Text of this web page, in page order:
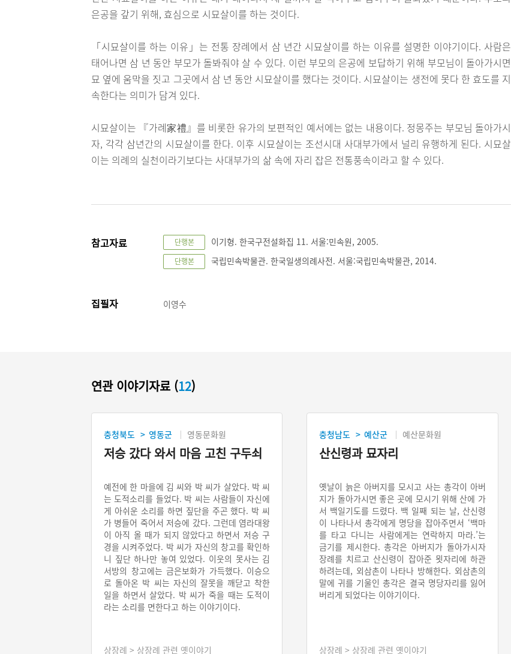
은공을 갚기 위해, 효심으로 시묘살이를 하는 것이다.
「시묘살이를 하는 이유」는 전통 장례에서 삼 년간 시묘살이를 하는 이유를 설명한 이야기이다. 사람은
태어나면 삼 년 동안 부모가 돌봐줘야 살 수 있다. 이런 부모의 은공에 보답하기 위해 부모님이 돌아가시면
묘 옆에 움막을 짓고 그곳에서 삼 년 동안 시묘살이를 했다는 것이다. 시묘살이는 생전에 못다 한 효도를 지
속한다는 의미가 담겨 있다.
시묘살이는 『가례家禮』를 비롯한 유가의 보편적인 예서에는 없는 내용이다. 정몽주는 부모님 돌아가시
자, 각각 삼년간의 시묘살이를 한다. 이후 시묘살이는 조선시대 사대부가에서 널리 유행하게 된다. 시묘살
이는 의례의 실천이라기보다는 사대부가의 삶 속에 자리 잡은 전통풍속이라고 할 수 있다.
참고자료 단행본 이기형. 한국구전설화집 11. 서울:민속원, 2005.
단행본 국립민속박물관. 한국일생의례사전. 서울:국립민속박물관, 2014.
집필자 이영수
연관 이야기자료 (12)
충청북도 > 영동군 영동문화원
저승 갔다 와서 마음 고친 구두쇠
예전에 한 마을에 김 씨와 박 씨가 살았다. 박 씨
는 도적소리를 들었다. 박 씨는 사람들이 자신에
게 아쉬운 소리를 하면 짚단을 주곤 했다. 박 씨
가 병들어 죽어서 저승에 갔다. 그런데 염라대왕
이 아직 올 때가 되지 않았다고 하면서 저승 구
경을 시켜주었다. 박 씨가 자신의 창고를 확인하
니 짚단 하나만 놓여 있었다. 이웃의 못사는 김
서방의 창고에는 금은보화가 가득했다. 이승으
로 돌아온 박 씨는 자신의 잘못을 깨닫고 착한
일을 하면서 살았다. 박 씨가 죽을 때는 도적이
라는 소리를 면한다고 하는 이야기이다.
상장례 > 상장례 관련 옛이야기
충청남도 > 예산군 예산문화원
산신령과 묘자리
옛날이 늙은 아버지를 모시고 사는 총각이 아버
지가 돌아가시면 좋은 곳에 모시기 위해 산에 가
서 백일기도를 드렸다. 백 일째 되는 날, 산신령
이 나타나서 총각에게 명당을 잡아주면서 ‘백마
를 타고 다니는 사람에게는 연락하지 마라.’는
금기를 제시한다. 총각은 아버지가 돌아가시자
장례를 치르고 산신령이 잡아준 묏자리에 하관
하려는데, 외삼촌이 나타나 방해한다. 외삼촌의
말에 귀를 기울인 총각은 결국 명당자리를 잃어
버리게 되었다는 이야기이다.
상장례 > 상장례 관련 옛이야기